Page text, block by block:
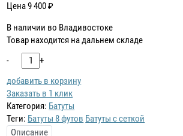
Цена9 400₽
В наличии во Владивостоке
Товар находится на дальнем складе
-
+
добавить в корзину
Заказать в 1 клик
Категория: Батуты
Теги: Батуты 8 футов Батуты с сеткой
Описание